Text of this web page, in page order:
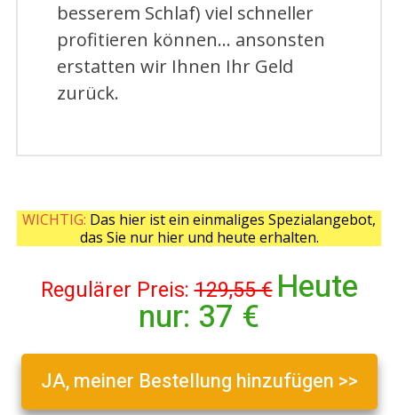
besserem Schlaf) viel schneller
profitieren können… ansonsten
erstatten wir Ihnen Ihr Geld
zurück.
WICHTIG: Das hier ist ein einmaliges Spezialangebot,
das Sie nur hier und heute erhalten.
Regulärer Preis:129,55 € Heute
nur: 37 €
JA, meiner Bestellung hinzufügen >>